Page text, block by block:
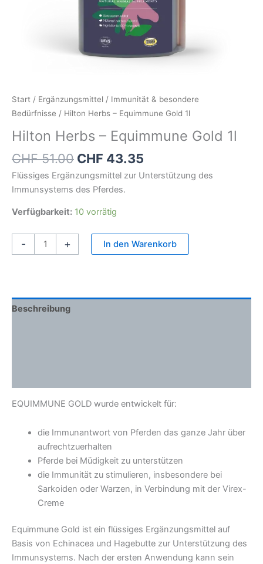
Start / Ergänzungsmittel / Immunität & besondere
Bedürfnisse / Hilton Herbs – Equimmune Gold 1l
Hilton Herbs – Equimmune Gold 1l
CHF51.00 CHF 43.35
Flüssiges Ergänzungsmittel zur Unterstützung des
Immunsystems des Pferdes.
Verfügbarkeit: 10 vorrätig
- + In den Warenkorb
Beschreibung
EQUIMMUNE GOLD wurde entwickelt für:
die Immunantwort von Pferden das ganze Jahr über
aufrechtzuerhalten
Pferde bei Müdigkeit zu unterstützen
die Immunität zu stimulieren, insbesondere bei
Sarkoiden oder Warzen, in Verbindung mit der Virex-
Creme
Equimmune Gold ist ein flüssiges Ergänzungsmittel auf
Basis von Echinacea und Hagebutte zur Unterstützung des
Immunsystems. Nach der ersten Anwendung kann sein